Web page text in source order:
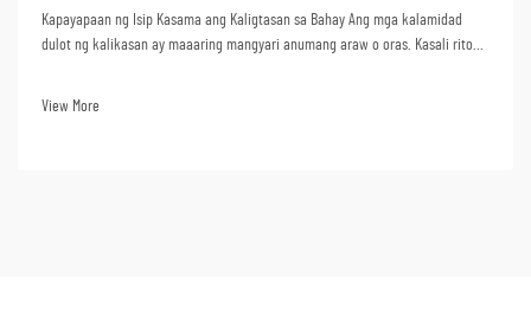
Kapayapaan ng Isip Kasama ang Kaligtasan sa Bahay Ang mga kalamidad
dulot ng kalikasan ay maaaring mangyari anumang araw o oras. Kasali rito
View More